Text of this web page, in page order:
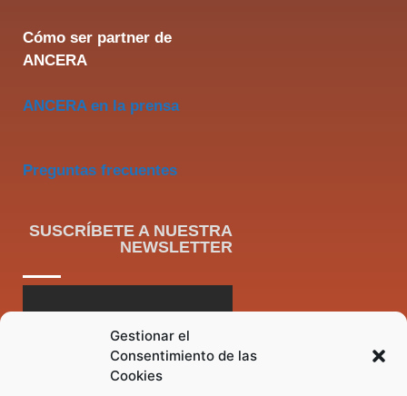
Gestionar el
Consentimiento de las
Cookies
Cómo ser partner de
ANCERA
ANCERA en la prensa
Preguntas frecuentes
SUSCRÍBETE A NUESTRA
NEWSLETTER